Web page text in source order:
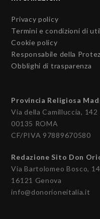
Privacy policy
Termini e condizioni di
Cookie policy
Responsabile della
Obblighi di trasparenza
Provincia Religiosa
Via della Camilluccia, 142
00135 ROMA
CF/PIVA 97889670580
Redazione Sito Don
Via Bartolomeo Bosco, 14
16121 Genova
info@donorioneitalia.it